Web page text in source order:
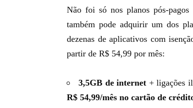
Não foi só nosplanos pós-
também pode adquirir um dos
dezenas de aplicativos com
partir de R$ 54,99 por mês:
3,5GB de internet + ligações
R$ 54,99/mês no cartão de